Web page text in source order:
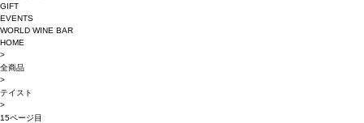
GIFT
EVENTS
WORLD WINE BAR
HOME
>
全商品
>
テイスト
>
15ページ目